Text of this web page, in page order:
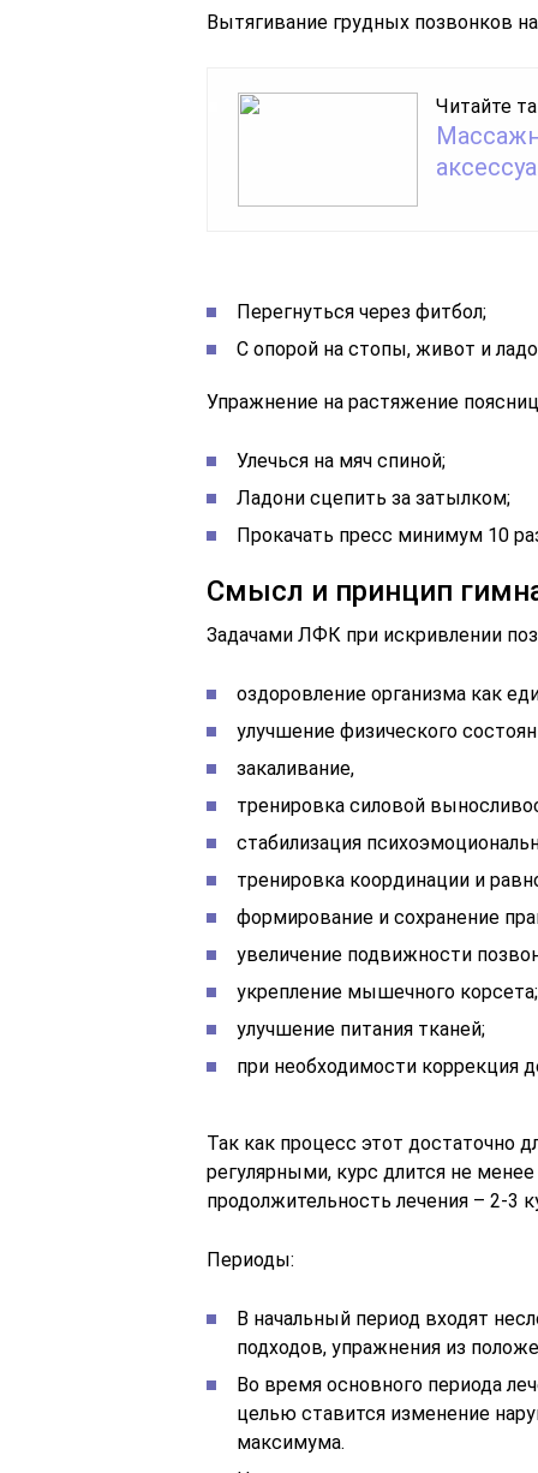
Вытягивание грудных позвонков
Читайте
Перегнуться через фитбол;
С опорой на стопы, живот и
Упражнение на растяжение
Улечься на мяч спиной;
Ладони сцепить за затылком;
Прокачать пресс минимум 10
Смысл и принцип
Задачами ЛФК при искривлении
оздоровление организма как
улучшение физического
закаливание,
тренировка силовой
стабилизация
тренировка координации и
формирование и сохранение
увеличение подвижности
укрепление мышечного корсета;
улучшение питания тканей;
при необходимости коррекция
Так как процесс этот
регулярными, курс длится не
продолжительность лечения – 2-3
Периоды:
В начальный период входят
подходов, упражнения из
Во время основного периода
целью ставится изменение
максимума.